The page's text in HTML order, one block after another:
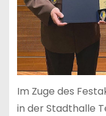
Im Zuge des
in der Stadthalle